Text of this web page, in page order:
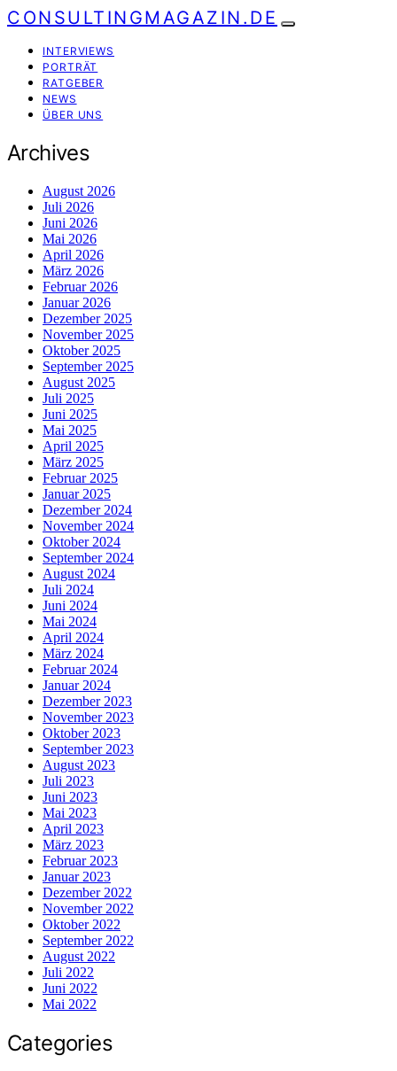
CONSULTINGMAGAZIN.DE
INTERVIEWS
PORTRÄT
RATGEBER
NEWS
ÜBER UNS
Archives
August 2026
Juli 2026
Juni 2026
Mai 2026
April 2026
März 2026
Februar 2026
Januar 2026
Dezember 2025
November 2025
Oktober 2025
September 2025
August 2025
Juli 2025
Juni 2025
Mai 2025
April 2025
März 2025
Februar 2025
Januar 2025
Dezember 2024
November 2024
Oktober 2024
September 2024
August 2024
Juli 2024
Juni 2024
Mai 2024
April 2024
März 2024
Februar 2024
Januar 2024
Dezember 2023
November 2023
Oktober 2023
September 2023
August 2023
Juli 2023
Juni 2023
Mai 2023
April 2023
März 2023
Februar 2023
Januar 2023
Dezember 2022
November 2022
Oktober 2022
September 2022
August 2022
Juli 2022
Juni 2022
Mai 2022
Categories